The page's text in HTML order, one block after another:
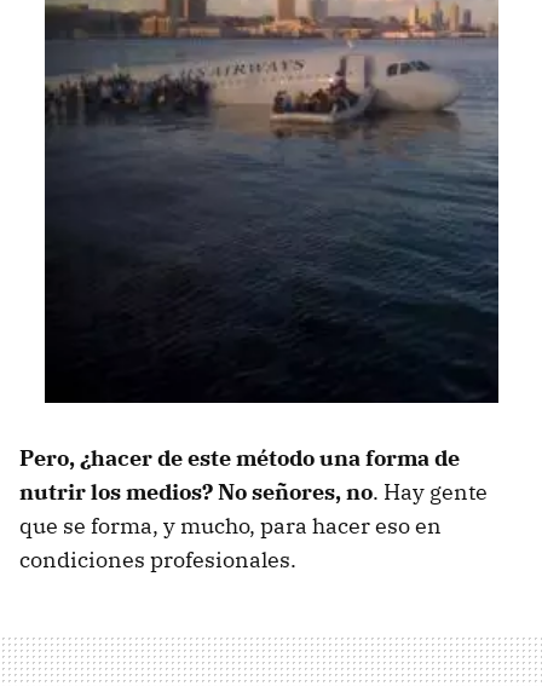
Pero, ¿hacer de este método una forma de
nutrir los medios? No señores, no. Hay gente
que se forma, y mucho, para hacer eso en
condiciones profesionales.